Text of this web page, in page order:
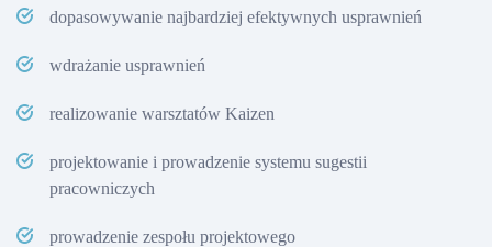
dopasowywanie najbardziej efektywnych usprawnień
wdrażanie usprawnień
realizowanie warsztatów Kaizen
projektowanie i prowadzenie systemu sugestii
pracowniczych
prowadzenie zespołu projektowego